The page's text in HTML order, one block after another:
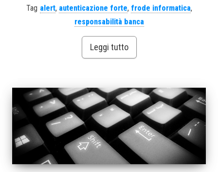
Tag alert, autenticazione forte, frode informatica,
responsabilità banca
Leggi tutto